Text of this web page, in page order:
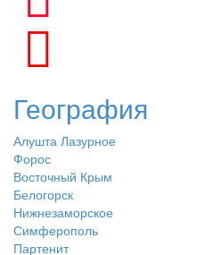
География
Алушта Лазурное
Форос
Восточный Крым
Белогорск
Нижнезаморское
Симферополь
Партенит